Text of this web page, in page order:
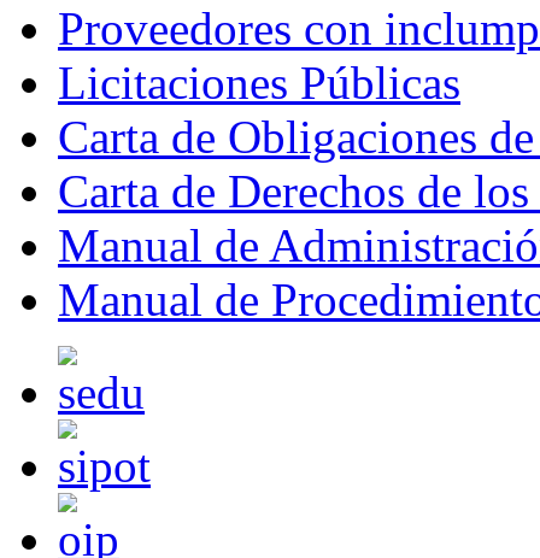
Proveedores con
Licitaciones Públicas
Carta de Obligaciones
Carta de Derechos de
Manual de
Manual de